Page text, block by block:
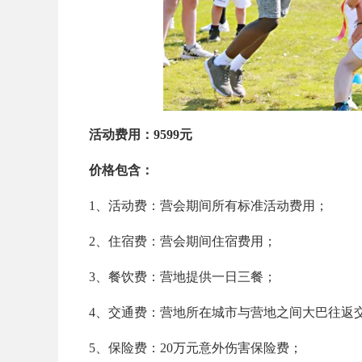
活动费用：9599元
价格包含：
1、活动费：营会期间所有标准活动费用；
2、住宿费：营会期间住宿费用；
3、餐饮费：营地提供一日三餐；
4、交通费：营地所在城市与营地之间大巴往返
5、保险费：20万元意外伤害保险费；